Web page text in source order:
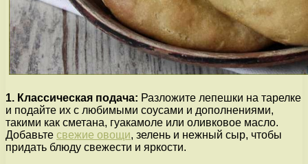
1. Классическая подача: Разложите лепешки на тарелке
и подайте их с любимыми соусами и дополнениями,
такими как сметана, гуакамоле или оливковое масло.
Добавьте свежие овощи, зелень и нежный сыр, чтобы
придать блюду свежести и яркости.